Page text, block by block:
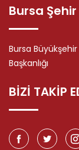
Bursa
Bursa
Başkanlığı
BİZİ TAKİP